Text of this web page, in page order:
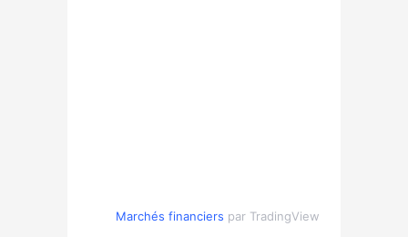
Marchés financiers par TradingView